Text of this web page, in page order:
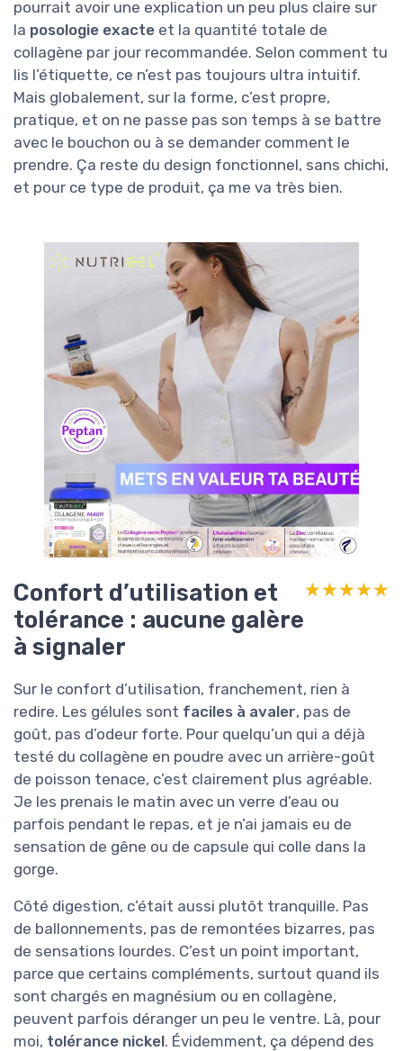
pourrait avoir une explication un peu plus claire sur
la posologie exacte et la quantité totale de
collagène par jour recommandée. Selon comment tu
lis l’étiquette, ce n’est pas toujours ultra intuitif.
Mais globalement, sur la forme, c’est propre,
pratique, et on ne passe pas son temps à se battre
avec le bouchon ou à se demander comment le
prendre. Ça reste du design fonctionnel, sans chichi,
et pour ce type de produit, ça me va très bien.
Confort d’utilisation et
tolérance : aucune galère
à signaler
★★★★★
★★★★★
Sur le confort d’utilisation, franchement, rien à
redire. Les gélules sont faciles à avaler, pas de
goût, pas d’odeur forte. Pour quelqu’un qui a déjà
testé du collagène en poudre avec un arrière-goût
de poisson tenace, c’est clairement plus agréable.
Je les prenais le matin avec un verre d’eau ou
parfois pendant le repas, et je n’ai jamais eu de
sensation de gêne ou de capsule qui colle dans la
gorge.
Côté digestion, c’était aussi plutôt tranquille. Pas
de ballonnements, pas de remontées bizarres, pas
de sensations lourdes. C’est un point important,
parce que certains compléments, surtout quand ils
sont chargés en magnésium ou en collagène,
peuvent parfois déranger un peu le ventre. Là, pour
moi, tolérance nickel. Évidemment, ça dépend des